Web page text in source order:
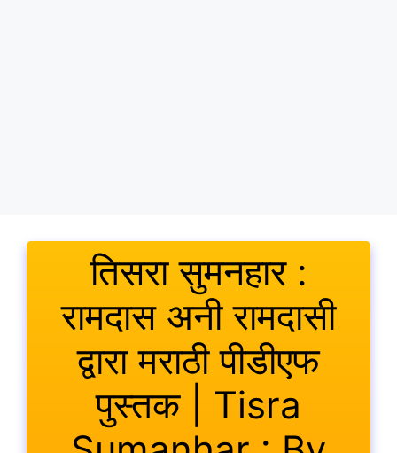
तिसरा सुमनहार :
रामदास अनी रामदासी
द्वारा मराठी पीडीएफ
पुस्तक | Tisra